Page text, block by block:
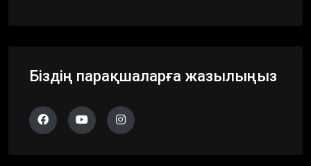
Біздің парақшаларға жазылыңыз